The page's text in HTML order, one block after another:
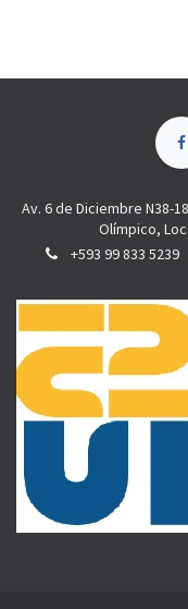
Av. 6 de Diciembre N38-
Olímpico,
+593 99 833 5239